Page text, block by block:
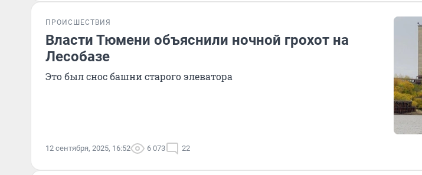
ПРОИСШЕСТВИЯ
Власти Тюмени объяснили ночной грохот на
Лесобазе
Это был снос башни старого элеватора
12 сентября, 2025, 16:52 6 073 22